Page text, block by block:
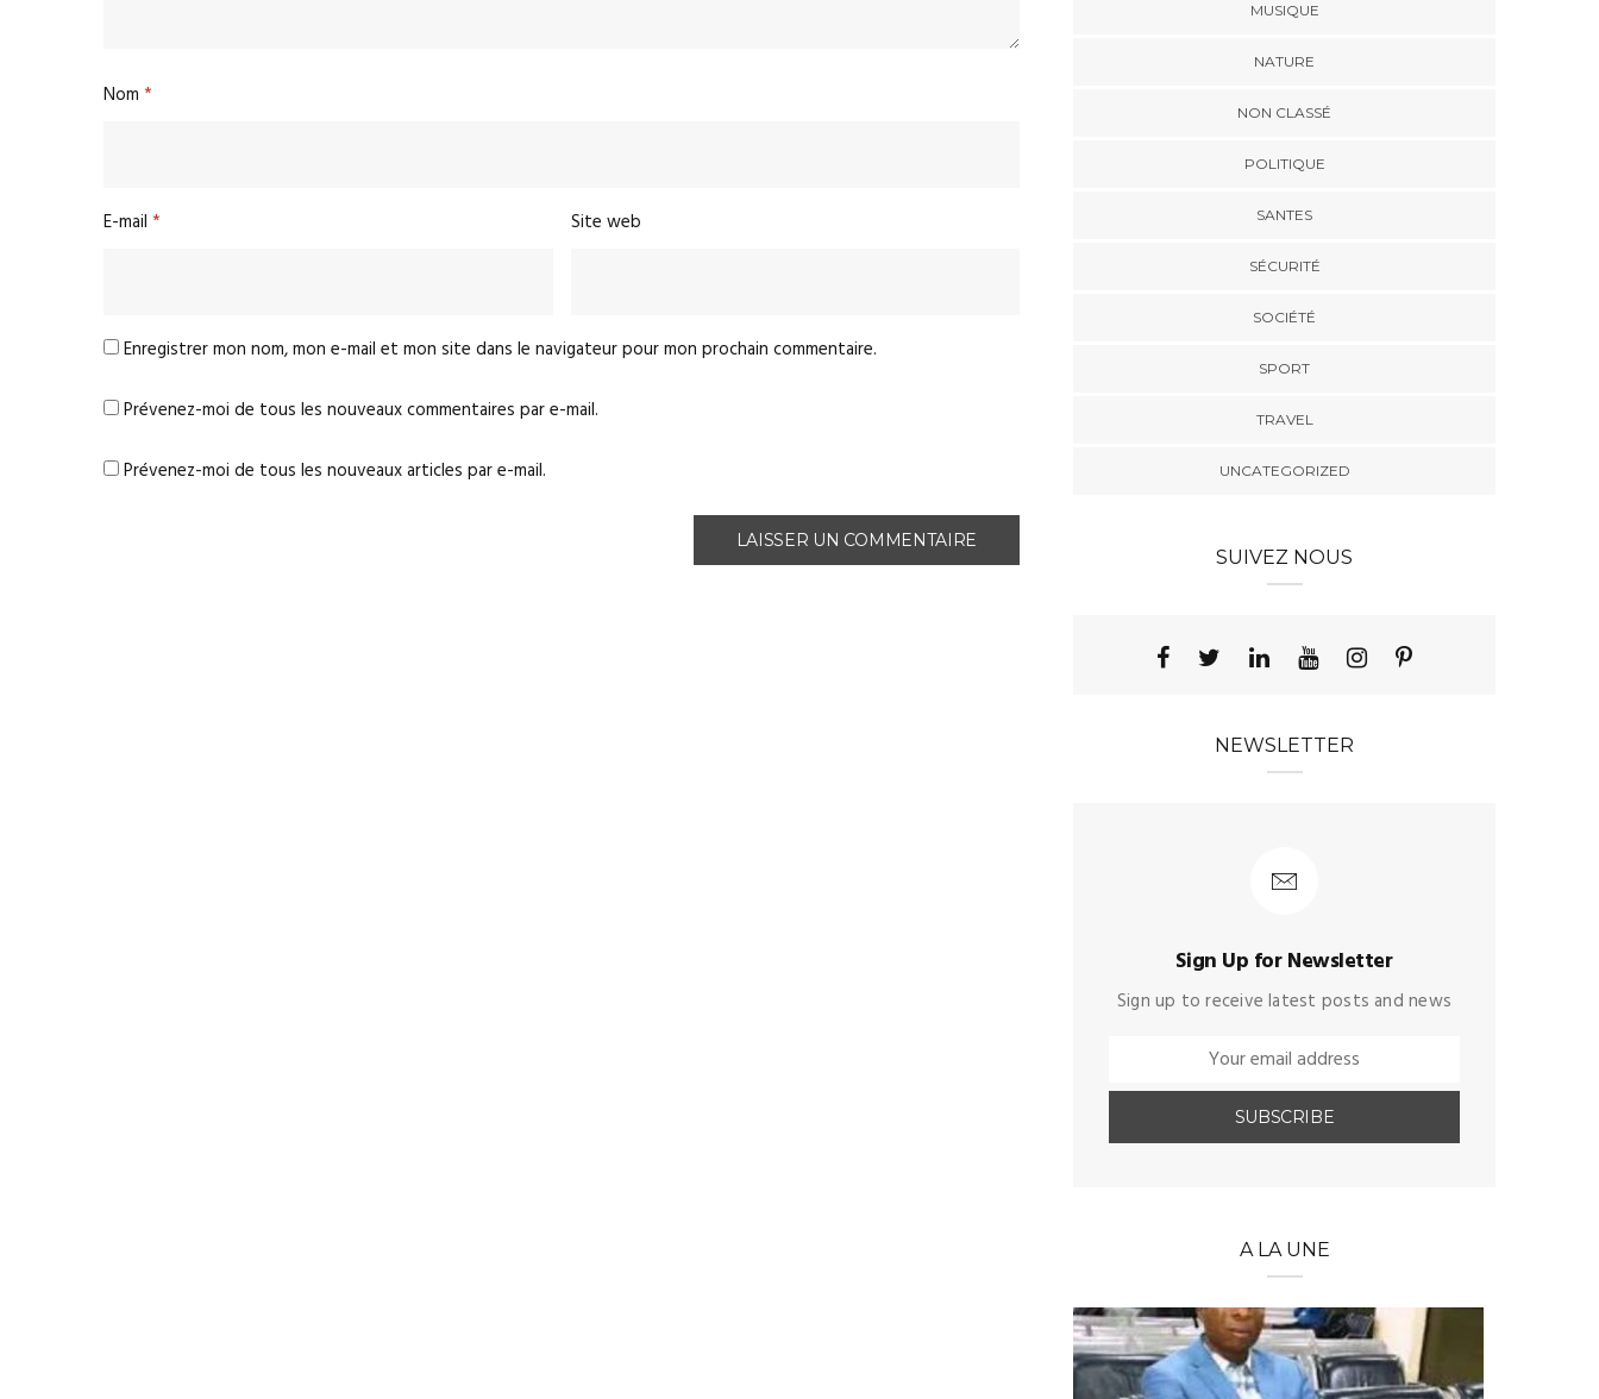
Nom *
E-mail * Site web
Enregistrer mon nom, mon e-mail et mon site dans le navigateur pour mon prochain commentaire.
Prévenez-moi de tous les nouveaux commentaires par e-mail.
Prévenez-moi de tous les nouveaux articles par e-mail.
MUSIQUE
NATURE
NON CLASSÉ
POLITIQUE
SANTES
SÉCURITÉ
SOCIÉTÉ
SPORT
TRAVEL
UNCATEGORIZED
SUIVEZ NOUS
NEWSLETTER
Sign Up for Newsletter
Sign up to receive latest posts and news
A LA UNE